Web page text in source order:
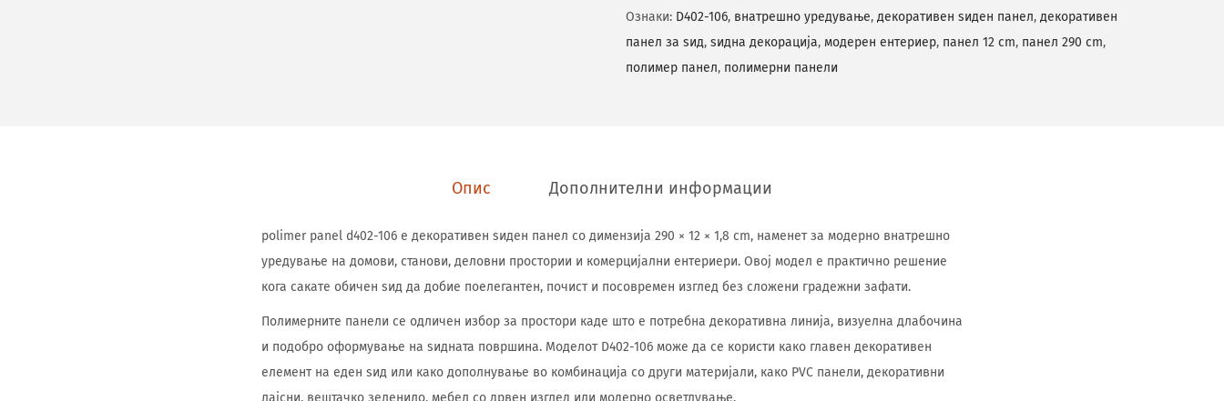
Ознаки: D402-106, внатрешно уредување, декоративен ѕиден панел, декоративен
панел за ѕид, ѕидна декорација, модерен ентериер, панел 12 cm, панел 290 cm,
полимер панел, полимерни панели
Опис Дополнителни информации
polimer panel d402-106 е декоративен ѕиден панел со димензија 290 × 12 × 1,8 cm, наменет за модерно внатрешно
уредување на домови, станови, деловни простории и комерцијални ентериери. Овој модел е практично решение
кога сакате обичен ѕид да добие поелегантен, почист и посовремен изглед без сложени градежни зафати.
Полимерните панели се одличен избор за простори каде што е потребна декоративна линија, визуелна длабочина
и подобро оформување на ѕидната површина. Моделот D402-106 може да се користи како главен декоративен
елемент на еден ѕид или како дополнување во комбинација со други материјали, како PVC панели, декоративни
лајсни, вештачко зеленило, мебел со дрвен изглед или модерно осветлување.